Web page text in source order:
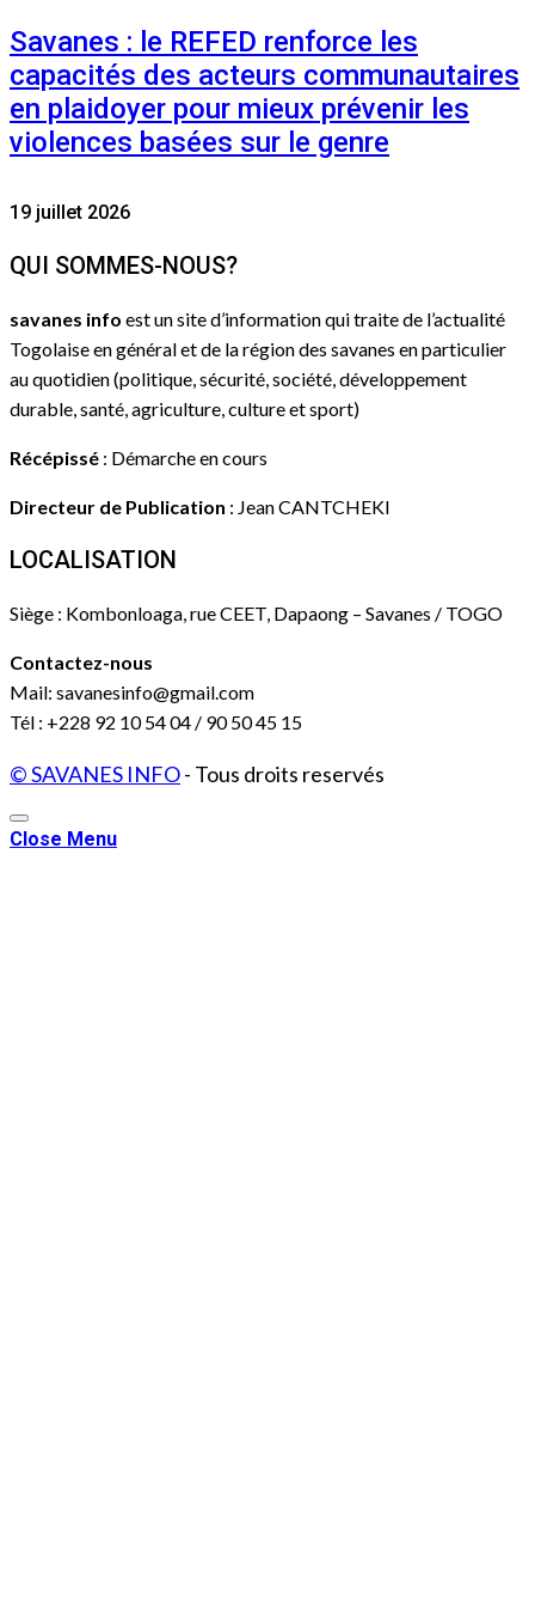
Savanes : le REFED renforce les
capacités des acteurs communautaires
en plaidoyer pour mieux prévenir les
violences basées sur le genre
19 juillet 2026
QUI SOMMES-NOUS?
savanes info est un site d’information qui traite de l’actualité
Togolaise en général et de la région des savanes en particulier
au quotidien (politique, sécurité, société, développement
durable, santé, agriculture, culture et sport)
Récépissé : Démarche en cours
Directeur de Publication : Jean CANTCHEKI
LOCALISATION
Siège : Kombonloaga, rue CEET, Dapaong – Savanes / TOGO
Contactez-nous
Mail: savanesinfo@gmail.com
Tél : +228 92 10 54 04 / 90 50 45 15
© SAVANES INFO- Tous droits reservés
Close Menu